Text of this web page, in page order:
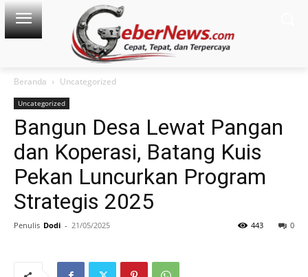
Beranda Uncategorized
Uncategorized
Bangun Desa Lewat Pangan
dan Koperasi, Batang Kuis
Pekan Luncurkan Program
Strategis 2025
Penulis Dodi - 21/05/2025 0
443